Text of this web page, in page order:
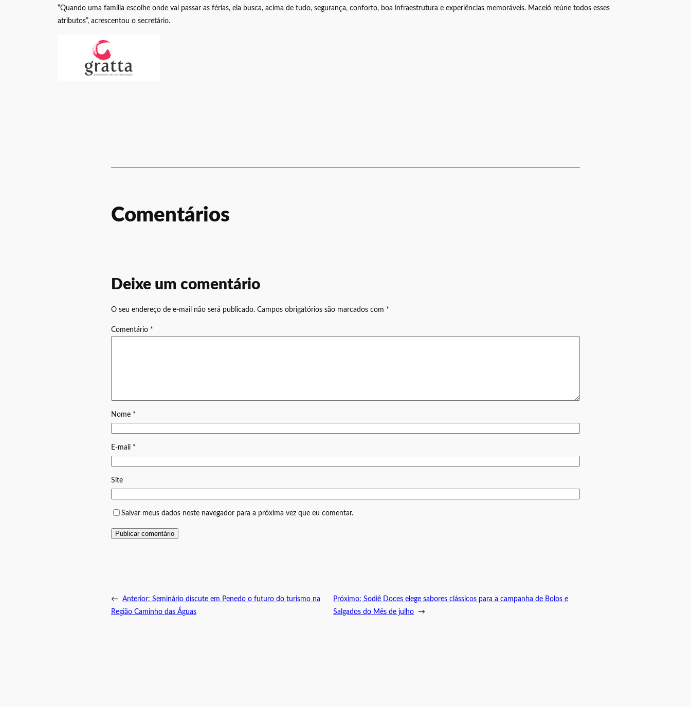
“Quando uma família escolhe onde vai passar as férias, ela busca, acima de tudo, segurança, conforto, boa infraestrutura e experiências memoráveis. Maceió reúne todos esses
atributos”, acrescentou o secretário.
Comentários
Deixe um comentário
O seu endereço de e-mail não será publicado. Campos obrigatórios são marcados com *
Comentário *
Nome *
E-mail *
Site
Salvar meus dados neste navegador para a próxima vez que eu comentar.
← Anterior: Seminário discute em Penedo o futuro do turismo na
Região Caminho das Águas
Próximo:Sodiê Doces elege sabores clássicos para a campanha de Bolos e
Salgados do Mês de julho →